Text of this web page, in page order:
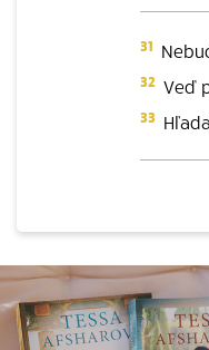
31
32 Veď
33